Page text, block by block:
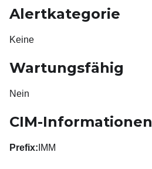
Alertkategorie
Keine
Wartungsfähig
Nein
CIM-Informationen
Prefix: IMM